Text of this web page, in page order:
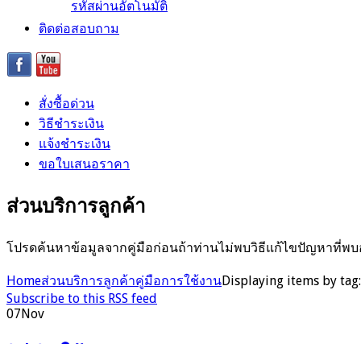
รหัสผ่านอัตโนมัติ
ติดต่อสอบถาม
สั่งซื้อด่วน
วิธีชำระเงิน
แจ้งชำระเงิน
ขอใบเสนอราคา
ส่วนบริการลูกค้า
โปรดค้นหาข้อมูลจากคู่มือก่อนถ้าท่านไม่พบวิธีแก้ไขปัญหาที่พบ
Homeส่วนบริการลูกค้าคู่มือการใช้งานDisplaying items by
Subscribe to this RSS feed
07Nov